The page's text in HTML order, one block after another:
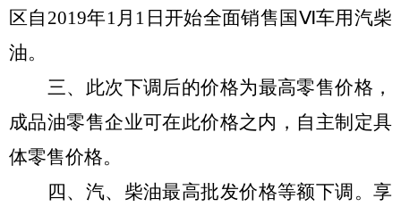
区自 2019年1月 1 日开始全面销售国Ⅵ车用汽柴
油。
三、 此次下调 后的价格为最高零售价格，
成品油零售企业可在此价格之内，自主制定具
体零售价格。
四、 汽、柴油最高批发价格等额下调 。享